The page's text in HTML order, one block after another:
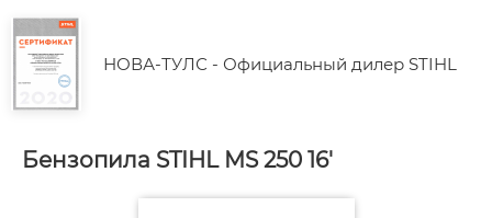
НОВА-ТУЛС - Официальный дилер STIHL
Бензопила STIHL MS 250 16'